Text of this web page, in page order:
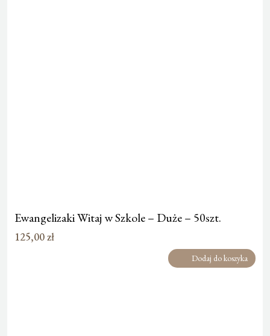
Ewangelizaki Witaj w Szkole – Duże – 50szt.
125,00zł
Dodaj do koszyka